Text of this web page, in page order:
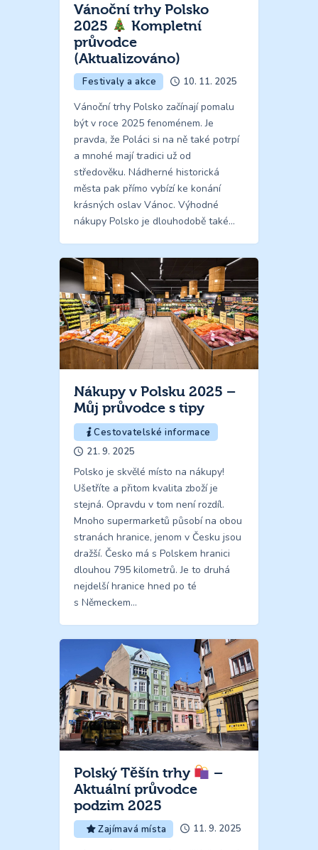
Vánoční trhy Polsko
2025
Kompletní
průvodce
(Aktualizováno)
Festivaly a akce 10. 11. 2025
Vánoční trhy Polsko začínají pomalu
být v roce 2025 fenoménem. Je
pravda, že Poláci si na ně také potrpí
a mnohé mají tradici už od
středověku. Nádherné historická
města pak přímo vybízí ke konání
krásných oslav Vánoc. Výhodné
nákupy Polsko je dlouhodobě také…
Nákupy v Polsku 2025 –
Můj průvodce s tipy
Cestovatelské informace
21. 9. 2025
Polsko je skvělé místo na nákupy!
Ušetříte a přitom kvalita zboží je
stejná. Opravdu v tom není rozdíl.
Mnoho supermarketů působí na obou
stranách hranice, jenom v Česku jsou
dražší. Česko má s Polskem hranici
dlouhou 795 kilometrů. Je to druhá
nejdelší hranice hned po té
s Německem…
Polský Těšín trhy
–
Aktuální průvodce
podzim 2025
Zajímavá místa 11. 9. 2025